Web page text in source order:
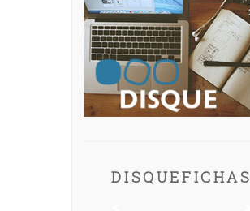
DISQUEFICHAS